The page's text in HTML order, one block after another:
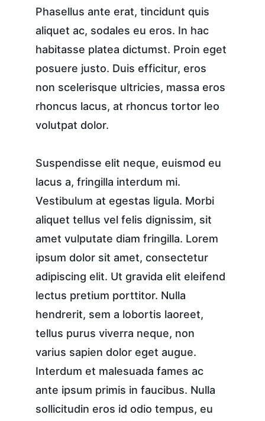
Phasellus ante erat, tincidunt quis
aliquet ac, sodales eu eros. In hac
habitasse platea dictumst. Proin eget
posuere justo. Duis efficitur, eros
non scelerisque ultricies, massa eros
rhoncus lacus, at rhoncus tortor leo
volutpat dolor.
Suspendisse elit neque, euismod eu
lacus a, fringilla interdum mi.
Vestibulum at egestas ligula. Morbi
aliquet tellus vel felis dignissim, sit
amet vulputate diam fringilla. Lorem
ipsum dolor sit amet, consectetur
adipiscing elit. Ut gravida elit eleifend
lectus pretium porttitor. Nulla
hendrerit, sem a lobortis laoreet,
tellus purus viverra neque, non
varius sapien dolor eget augue.
Interdum et malesuada fames ac
ante ipsum primis in faucibus. Nulla
sollicitudin eros id odio tempus, eu